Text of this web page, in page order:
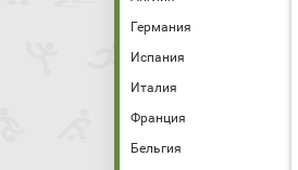
Германия
Испания
Италия
Франция
Бельгия